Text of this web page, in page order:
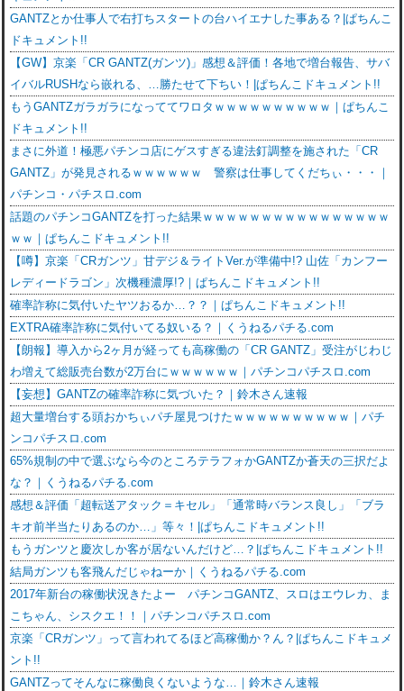
GANTZとか仕事人で右打ちスタートの台ハイエナした事ある？|ぱちんこ
ドキュメント!!
【GW】京楽「CR GANTZ(ガンツ)」感想＆評価！各地で増台報告、サバ
イバルRUSHなら嵌れる、…勝たせて下ちい！|ぱちんこドキュメント!!
もうGANTZガラガラになっててワロタｗｗｗｗｗｗｗｗｗｗ｜ぱちんこ
ドキュメント!!
まさに外道！極悪パチンコ店にゲスすぎる違法釘調整を施された「CR
GANTZ」が発見されるｗｗｗｗｗｗ 警察は仕事してくだちぃ・・・｜
パチンコ・パチスロ.com
話題のパチンコGANTZを打った結果ｗｗｗｗｗｗｗｗｗｗｗｗｗｗｗｗ
ｗｗ｜ぱちんこドキュメント!!
【噂】京楽「CRガンツ」甘デジ＆ライトVer.が準備中!? 山佐「カンフー
レディードラゴン」次機種濃厚!?｜ぱちんこドキュメント!!
確率詐称に気付いたヤツおるか…？？｜ぱちんこドキュメント!!
EXTRA確率詐称に気付いてる奴いる？｜くうねるパチる.com
【朗報】導入から2ヶ月が経っても高稼働の「CR GANTZ」受注がじわじ
わ増えて総販売台数が2万台にｗｗｗｗｗｗ｜パチンコパチスロ.com
【妄想】GANTZの確率詐称に気づいた？｜鈴木さん速報
超大量増台する頭おかちぃパチ屋見つけたｗｗｗｗｗｗｗｗｗｗ｜パチ
ンコパチスロ.com
65%規制の中で選ぶなら今のところテラフォかGANTZか蒼天の三択だよ
な？｜くうねるパチる.com
感想＆評価「超転送アタック＝キセル」「通常時バランス良し」「ブラ
キオ前半当たりあるのか…」等々！|ぱちんこドキュメント!!
もうガンツと慶次しか客が居ないんだけど…？|ぱちんこドキュメント!!
結局ガンツも客飛んだじゃねーか｜くうねるパチる.com
2017年新台の稼働状況きたよー パチンコGANTZ、スロはエウレカ、ま
こちゃん、シスクエ！！｜パチンコパチスロ.com
京楽「CRガンツ」って言われてるほど高稼働か？ん？|ぱちんこドキュメ
ント!!
GANTZってそんなに稼働良くないような…｜鈴木さん速報